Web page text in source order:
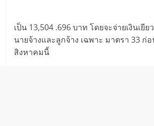
เป็น 13,504 .696 บาท โดยจะจ่ายเงินเยีย
นายจ้างและลูกจ้าง เฉพาะ มาตรา 33 ก่
สิงหาคมนี้